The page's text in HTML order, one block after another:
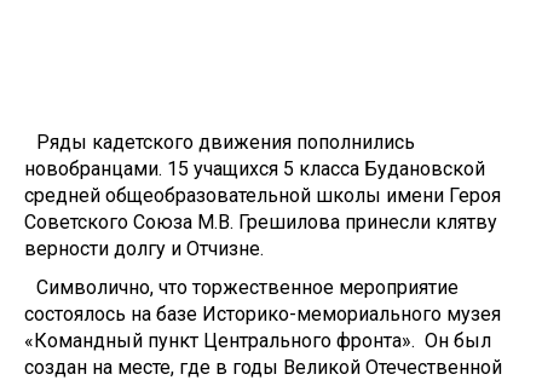
Ряды кадетского движения пополнились
новобранцами. 15 учащихся 5 класса Будановской
средней общеобразовательной школы имени Героя
Советского Союза М.В. Грешилова принесли клятву
верности долгу и Отчизне.
Символично, что торжественное мероприятие
состоялось на базе Историко-мемориального музея
«Командный пункт Центрального фронта». Он был
создан на месте, где в годы Великой Отечественной